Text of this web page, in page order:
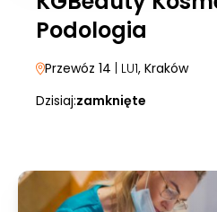
Podologia
Przewóz 14 | LU1, Kraków
Dzisiaj:zamknięte